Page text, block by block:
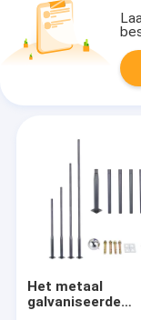
Het metaal
galvaniseerde